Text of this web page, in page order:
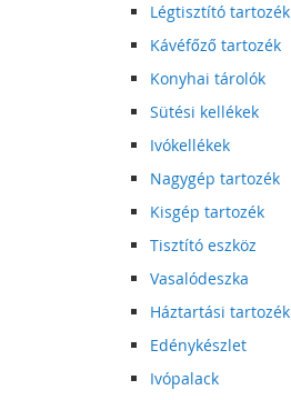
Légtisztító tartozék
Kávéfőző tartozék
Konyhai tárolók
Sütési kellékek
Ivókellékek
Nagygép tartozék
Kisgép tartozék
Tisztító eszköz
Vasalódeszka
Háztartási tartozék
Edénykészlet
Ivópalack